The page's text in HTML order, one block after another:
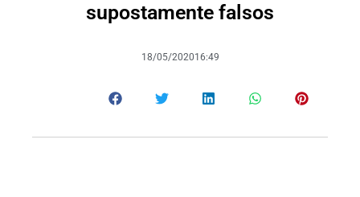
supostamente falsos
18/05/202016:49